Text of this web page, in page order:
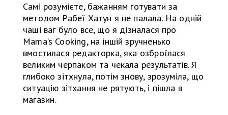
Самі розумієте, бажанням готувати за
методом Рабеї Хатун я не палала. На одній
чаші ваг було все, що я дізналася про
Mama’s Cooking, на іншій зручненько
вмостилася редакторка, яка озброїлася
великим черпаком та чекала результатів. Я
глибоко зітхнула, потім знову, зрозуміла, що
ситуацію зітхання не рятують, і пішла в
магазин.